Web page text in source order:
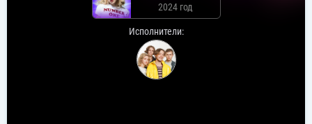
2024 год
Исполнители: